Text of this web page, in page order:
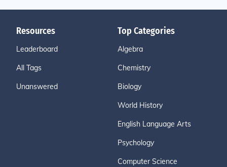
Resources
Leaderboard
All Tags
Unanswered
Top Categories
Algebra
Chemistry
Biology
World History
English Language Arts
Psychology
Computer Science